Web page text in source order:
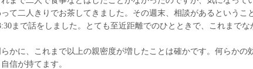
て二人きりでお茶してきました。その週末、相談があるというこ
まで話をしました。とても至近距離でのひとときで、これまでな
かに、これまで以上の親密度が増したことは確かです。何らかの
信が持てます。